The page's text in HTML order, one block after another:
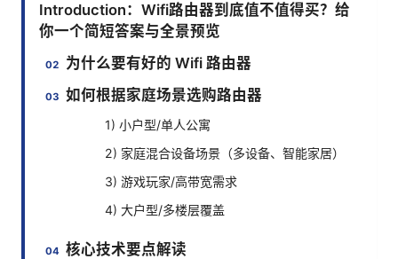
Introduction：Wifi路由器到底值不值得买？给
你一个简短答案与全景预览
为什么要有好的 Wifi 路由器
如何根据家庭场景选购路由器
1) 小户型/单人公寓
2) 家庭混合设备场景（多设备、智能家居）
3) 游戏玩家/高带宽需求
4) 大户型/多楼层覆盖
核心技术要点解读